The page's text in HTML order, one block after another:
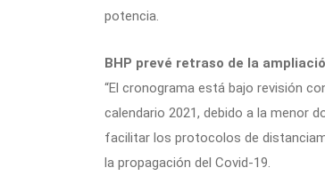
potencia.
BHP prevé retraso de la
“El cronograma está bajo revisión
calendario 2021, debido a la menor
facilitar los protocolos de
la propagación del Covid-19.